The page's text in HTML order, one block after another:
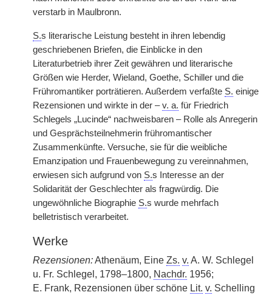
verstarb in Maulbronn.
S.s literarische Leistung besteht in ihren lebendig
geschriebenen Briefen, die Einblicke in den
Literaturbetrieb ihrer Zeit gewähren und literarische
Größen wie Herder, Wieland, Goethe, Schiller und die
Frühromantiker porträtieren. Außerdem verfaßte S. einige
Rezensionen und wirkte in der –v. a. für Friedrich
Schlegels „Lucinde“ nachweisbaren – Rolle als Anregerin
und Gesprächsteilnehmerin frühromantischer
Zusammenkünfte. Versuche, sie für die weibliche
Emanzipation und Frauenbewegung zu vereinnahmen,
erwiesen sich aufgrund von S.s Interesse an der
Solidarität der Geschlechter als fragwürdig. Die
ungewöhnliche Biographie S.s wurde mehrfach
belletristisch verarbeitet.
Werke
Rezensionen:Athenäum, Eine Zs. v. A. W. Schlegel
u. Fr. Schlegel, 1798–1800, Nachdr. 1956;
E. Frank, Rezensionen über schöne Lit. v. Schelling